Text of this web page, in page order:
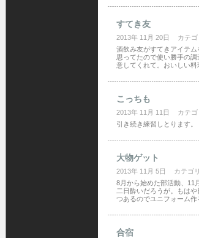
すてき友
2013年 11月 20日 カテゴ
酒飲み友がすてきアイテ
思ってたので使い勝手の
意してくれて。おいしい
こっちも
2013年 11月 11日 カテゴ
引き続き練習しとります
大物ゲット
2013年 11月 5日 カテゴ
8月から始めた部活動、11
二日酔いだろうが。もは
つあるのでユニフォーム作
合宿